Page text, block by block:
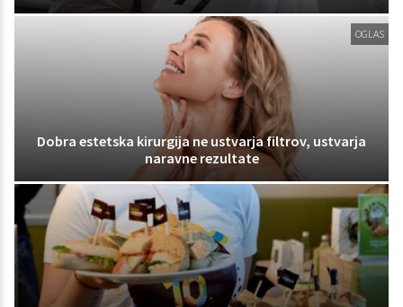
OGLAS
Dobra estetska kirurgija ne ustvarja filtrov, ustvarja
naravne rezultate